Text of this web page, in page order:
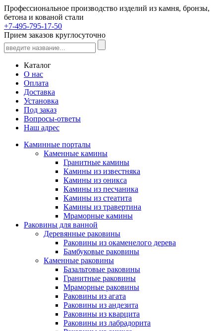
Профессиональное производство изделий из камня, бронзы,
бетона и кованой стали
+7-495-795-17-50
Прием заказов круглосуточно
Каталог
О нас
Оплата
Доставка
Установка
Под заказ
Вопросы-ответы
Наш адрес
Каминные порталы
Каменные камины
Гранитные камины
Камины из известняка
Камины из оникса
Камины из песчаника
Камины из стеатита
Камины из травертина
Мраморные камины
Раковины для ванной
Деревянные раковины
Раковины из окаменелого дерева
Бамбуковые раковины
Каменные раковины
Базальтовые раковины
Гранитные раковины
Мраморные раковины
Раковины из агата
Раковины из андезита
Раковины из кварцита
Раковины из лабрадорита